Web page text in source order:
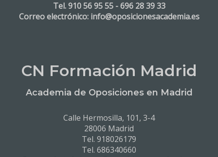
Tel. 910 56 95 55 - 696 28 39 33
Correo electrónico: info@oposicionesacademia.es
CN Formación Madrid
Academia de Oposiciones en Madrid
Calle Hermosilla, 101, 3-4
28006 Madrid
Tel. 918026179
Tel. 686340660